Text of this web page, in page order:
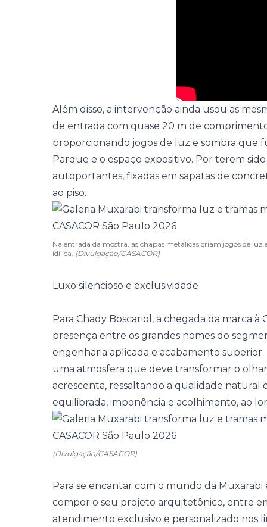
Além disso, a intervenção ainda usou as
de entrada com quase 20 m de
proporcionando jogos de luz e sombra que
Parque e o espaço expositivo. Por terem
autoportantes, fixadas em sapatas de
ao piso.
Na entrada da mostra, as chapas metálicas criam jogos de
idílica. (Divulgação/CASACOR)
Luxo silencioso e exclusividade
Para Chady Boscariol, a chegada da marca à
presença entre os grandes nomes do
engenharia aplicada e acabamento
uma atmosfera que deve transformar o
acrescenta, ressaltando a qualidade natural
equilibrada, imponência e acolhimento, ao
(Divulgação/CASACOR)
Para se encantar com o mundo da
compor o seu projeto arquitetônico, entre
atendimento exclusivo e personalizado nos